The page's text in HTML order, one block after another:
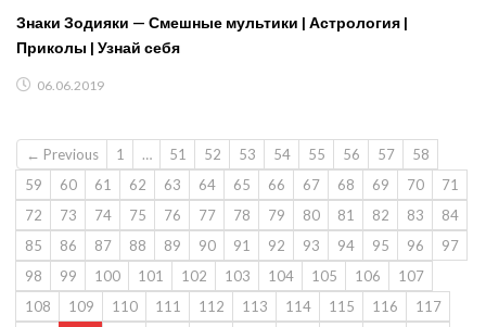
Знаки Зодияки — Смешные мультики | Астрология |
Приколы | Узнай себя
06.06.2019
← Previous 1 … 51 52 53 54 55 56 57
58
59
60 61 62 63 64 65 66 67 68 69 70
71
72
73 74 75 76 77 78 79 80 81 82 83
84
85
86 87 88 89 90 91 92 93 94 95 96
97
98
99 100 101 102 103 104 105 106
107
108
109 110 111 112 113 114 115 116
117